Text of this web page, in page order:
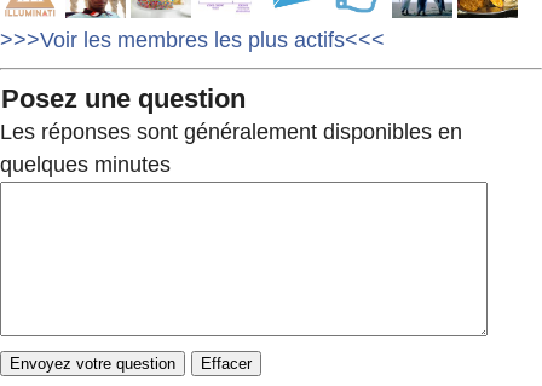
>>>Voir les membres les plus actifs<<<
Posez une question
Les réponses sont généralement disponibles en
quelques minutes